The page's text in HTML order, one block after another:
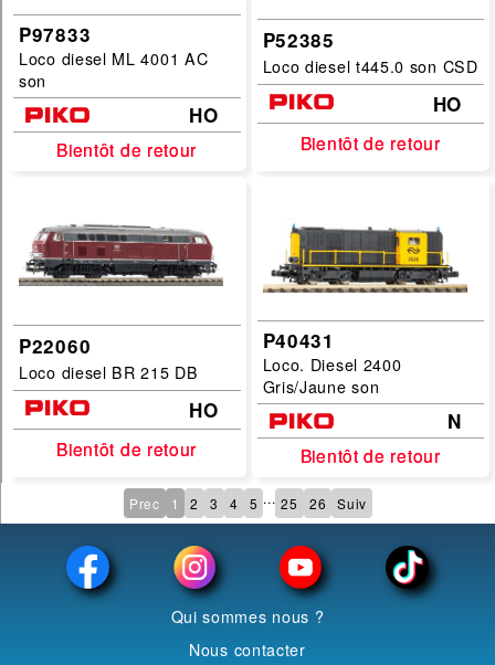
P97833
Loco diesel ML 4001 AC
son
HO
Bientôt de retour
Bientôt de retour
P52385
Loco diesel t445.0 son CSD
HO
Bientôt de retour
Bientôt de retour
P22060
Loco diesel BR 215 DB
HO
Bientôt de retour
Bientôt de retour
P40431
Loco. Diesel 2400
Gris/Jaune son
N
Bientôt de retour
Bientôt de retour
Prec 1 2 3 4 5 ... 25 26 Suiv
Qui sommes nous ?
Nous contacter